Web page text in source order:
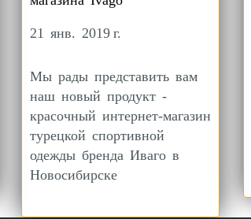
21 янв. 2019 г.
Мы рады представить вам
наш новый продукт -
красочный интернет-магазин
турецкой спортивной
одежды бренда Иваго в
Новосибирске